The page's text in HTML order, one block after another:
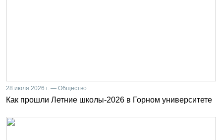
28 июля 2026 г. — Общество
Как прошли Летние школы-2026 в Горном университете